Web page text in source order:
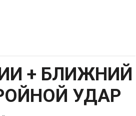
+ БЛИЖНИЙ
УДАР